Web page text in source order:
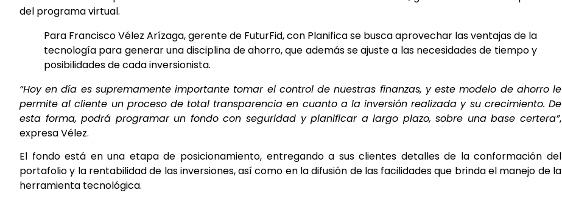
del programa virtual.
Para Francisco Vélez Arízaga, gerente de FuturFid, con Planifica se busca aprovechar las ventajas de la
tecnología para generar una disciplina de ahorro, que además se ajuste a las necesidades de tiempo y
posibilidades de cada inversionista.
“Hoy en día es supremamente importante tomar el control de nuestras finanzas, y este modelo de ahorro le
permite al cliente un proceso de total transparencia en cuanto a la inversión realizada y su crecimiento. De
esta forma, podrá programar un fondo con seguridad y planificar a largo plazo, sobre una base certera”,
expresa Vélez.
El fondo está en una etapa de posicionamiento, entregando a sus clientes detalles de la conformación del
portafolio y la rentabilidad de las inversiones, así como en la difusión de las facilidades que brinda el manejo de la
herramienta tecnológica.